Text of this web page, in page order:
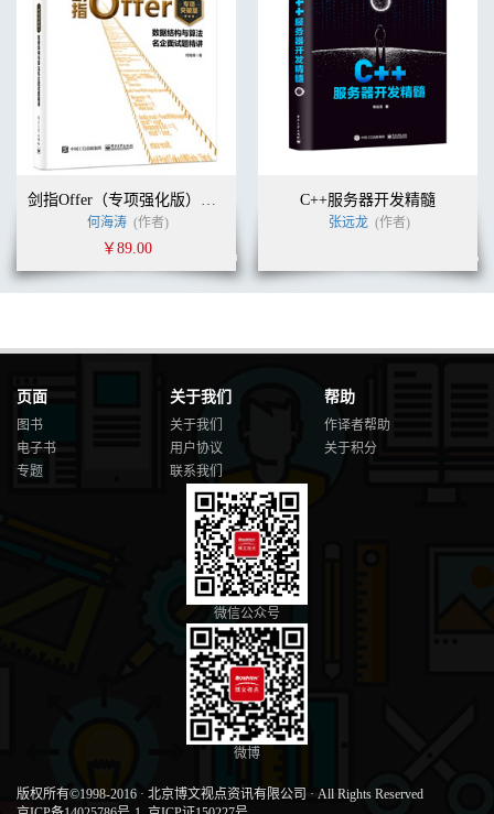
2.7.6 链接 98
2.7.7 包、模块和概述注释 99
2.7.8 注释的提取 99
练习 100
第3章 接口和lambda表达式 105
3.1 接口 106
3.1.1 声明接口 106
3.1.2 实现接口 107
3.1.4 强制类型转换和instanceof操作符 109
3.1.5 继承接口 .110
3.1.6 实现多个接口 111
3.1.7 常量 111
3.2 静态方法、默认方法和私有方法 112
3.3 接口示例 115
3.3.1 Comparable接口 115
3.3.2 Comparator接口 117
3.3.3 Runnable接口 118
3.4.1 lambda表达式语法 121
3.5 方法引用和构造函数引用 123
3.6 使用lambda表达式 126
3.6.2 选择函数式接口 127
3.6.3 实现自己的函数式接口 129
3.7 lambda表达式和变量作用域 130
3.7.1 lambda表达式的作用域 130
3.8 高阶函数 133
剑指Offer（专项强化版）：数据结构与算法名企面试题精讲
何海涛 (作者)
￥89.00
C++服务器开发精髓
张远龙 (作者)
页面
图书
电子书
专题
关于我们
关于我们
用户协议
联系我们
帮助
作译者帮助
关于积分
微信公众号
微博
版权所有©1998-2016 · 北京博文视点资讯有限公司 · All Rights Reserved